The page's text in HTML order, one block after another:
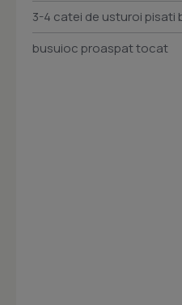
3-4 catei de usturoi pisati
busuioc proaspat tocat